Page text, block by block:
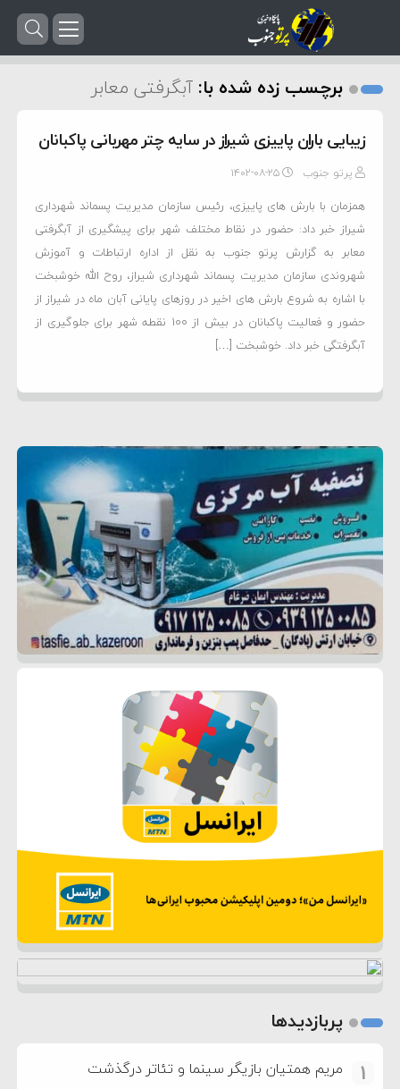
برچسب زده شده با: آبگرفتی معابر
زیبایی باران پاییزی شیراز در سایه چتر مهربانی پاکبانان
پرتو جنوب ۱۴۰۲-۰۸-۲۵
همزمان با بارش های پاییزی، رئیس سازمان مدیریت پسماند شهرداری
شیراز خبر داد: حضور در نقاط مختلف شهر برای پیشگیری از آبگرفتی
معابر به گزارش پرتو جنوب به نقل از اداره ارتباطات و آموزش
شهروندی سازمان مدیریت پسماند شهرداری شیراز، روح الله خوشبخت
با اشاره به شروع بارش های اخیر در روزهای پایانی آبان ماه در شیراز از
حضور و فعالیت پاکبانان در بیش از 100 نقطه شهر برای جلوگیری از
آبگرفتگی خبر داد. خوشبخت […]
پربازدیدها
1 مریم همتیان بازیگر سینما و تئاتر درگذشت